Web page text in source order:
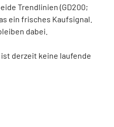
Trendlinien (GD200;
ein frisches Kaufsignal.
dabei.
derzeit keine laufende